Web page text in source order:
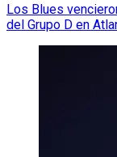
Los Blues
del Grupo D en